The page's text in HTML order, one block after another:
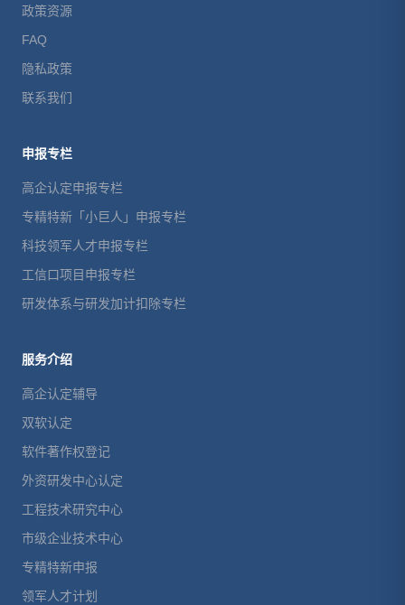
政策资源
FAQ
隐私政策
联系我们
申报专栏
高企认定申报专栏
专精特新「小巨人」申报专栏
科技领军人才申报专栏
工信口项目申报专栏
研发体系与研发加计扣除专栏
服务介绍
高企认定辅导
双软认定
软件著作权登记
外资研发中心认定
工程技术研究中心
市级企业技术中心
专精特新申报
领军人才计划